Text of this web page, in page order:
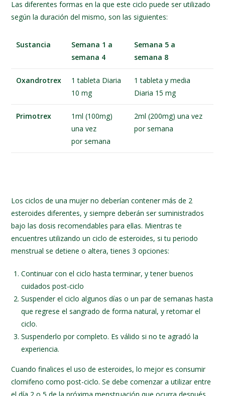
Las diferentes formas en la que este ciclo puede ser utilizado
según la duración del mismo, son las siguientes:
Sustancia
Semana 1 a
semana 4
Semana 5 a
semana 8
Oxandrotrex
1 tableta Diaria
10 mg
1 tableta y media
Diaria 15 mg
Primotrex
1ml (100mg)
una vez
por semana
2ml (200mg) una vez
por semana
Los ciclos de una mujer no deberían contener más de 2
esteroides diferentes, y siempre deberán ser suministrados
bajo las dosis recomendables para ellas. Mientras te
encuentres utilizando un ciclo de esteroides, si tu periodo
menstrual se detiene o altera, tienes 3 opciones:
Continuar con el ciclo hasta terminar, y tener buenos
cuidados post-ciclo
Suspender el ciclo algunos días o un par de semanas hasta
que regrese el sangrado de forma natural, y retomar el
ciclo.
Suspenderlo por completo. Es válido si no te agradó la
experiencia.
Cuando finalices el uso de esteroides, lo mejor es consumir
clomifeno como post-ciclo. Se debe comenzar a utilizar entre
el día 2 o 5 de la próxima menstruación que ocurra después